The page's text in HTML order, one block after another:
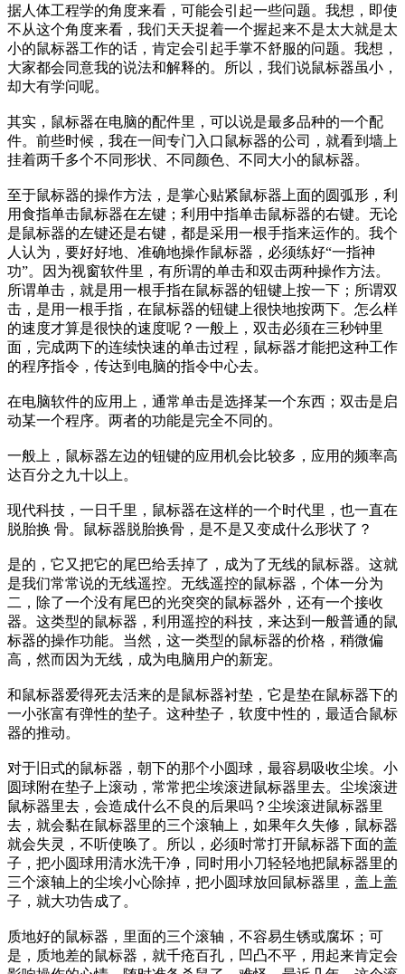
据人体工程学的角度来看，可能会引起一些问题。我想，即使
不从这个角度来看，我们天天捉着一个握起来不是太大就是太
小的鼠标器工作的话，肯定会引起手掌不舒服的问题。我想，
大家都会同意我的说法和解释的。所以，我们说鼠标器虽小，
却大有学问呢。
其实，鼠标器在电脑的配件里，可以说是最多品种的一个配
件。前些时候，我在一间专门入口鼠标器的公司，就看到墙上
挂着两千多个不同形状、不同颜色、不同大小的鼠标器。
至于鼠标器的操作方法，是掌心贴紧鼠标器上面的圆弧形，利
用食指单击鼠标器在左键；利用中指单击鼠标器的右键。无论
是鼠标器的左键还是右键，都是采用一根手指来运作的。我个
人认为，要好好地、准确地操作鼠标器，必须练好“一指神
功”。因为视窗软件里，有所谓的单击和双击两种操作方法。
所谓单击，就是用一根手指在鼠标器的钮键上按一下；所谓双
击，是用一根手指，在鼠标器的钮键上很快地按两下。怎么样
的速度才算是很快的速度呢？一般上，双击必须在三秒钟里
面，完成两下的连续快速的单击过程，鼠标器才能把这种工作
的程序指令，传达到电脑的指令中心去。
在电脑软件的应用上，通常单击是选择某一个东西；双击是启
动某一个程序。两者的功能是完全不同的。
一般上，鼠标器左边的钮键的应用机会比较多，应用的频率高
达百分之九十以上。
现代科技，一日千里，鼠标器在这样的一个时代里，也一直在
脱胎换 骨。鼠标器脱胎换骨，是不是又变成什么形状了？
是的，它又把它的尾巴给丢掉了，成为了无线的鼠标器。这就
是我们常常说的无线遥控。无线遥控的鼠标器，个体一分为
二，除了一个没有尾巴的光突突的鼠标器外，还有一个接收
器。这类型的鼠标器，利用遥控的科技，来达到一般普通的鼠
标器的操作功能。当然，这一类型的鼠标器的价格，稍微偏
高，然而因为无线，成为电脑用户的新宠。
和鼠标器爱得死去活来的是鼠标器衬垫，它是垫在鼠标器下的
一小张富有弹性的垫子。这种垫子，软度中性的，最适合鼠标
器的推动。
对于旧式的鼠标器，朝下的那个小圆球，最容易吸收尘埃。小
圆球附在垫子上滚动，常常把尘埃滚进鼠标器里去。尘埃滚进
鼠标器里去，会造成什么不良的后果吗？尘埃滚进鼠标器里
去，就会黏在鼠标器里的三个滚轴上，如果年久失修，鼠标器
就会失灵，不听使唤了。所以，必须时常打开鼠标器下面的盖
子，把小圆球用清水洗干净，同时用小刀轻轻地把鼠标器里的
三个滚轴上的尘埃小心除掉，把小圆球放回鼠标器里，盖上盖
子，就大功告成了。
质地好的鼠标器，里面的三个滚轴，不容易生锈或腐坏；可
是，质地差的鼠标器，就千疮百孔，凹凸不平，用起来肯定会